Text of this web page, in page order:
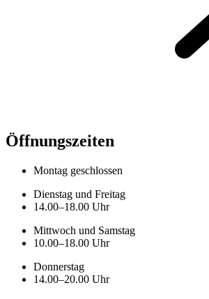
Öffnungszeiten
Montag geschlossen
Dienstag und Freitag
14.00–18.00 Uhr
Mittwoch und Samstag
10.00–18.00 Uhr
Donnerstag
14.00–20.00 Uhr